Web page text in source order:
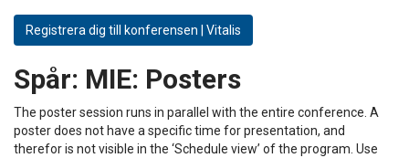
Registrera dig till konferensen | Vitalis
Spår: MIE: Posters
The poster session runs in parallel with the entire conference. A
poster does not have a specific time for presentation, and
therefor is not visible in the ‘Schedule view’ of the program. Use